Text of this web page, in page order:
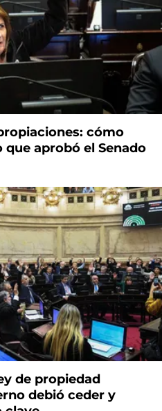
cómo
aprobó el Senado
de propiedad
debió ceder y